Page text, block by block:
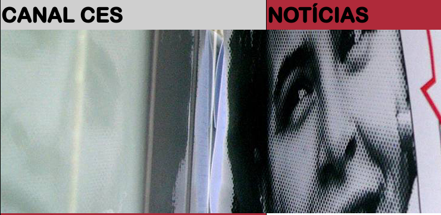
CANAL CES NOTÍCIAS